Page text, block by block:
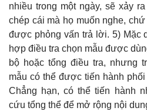
nhiều trong một ngày, sẽ xảy
chép cái mà họ muốn nghe,
được phỏng vấn trả lời. 5) Mặc
hợp điều tra chọn mẫu được
bộ hoặc tổng điều tra, nhưng
mẫu có thể được tiến hành
Chẳng hạn, có thể tiến hành
cứu tổng thể để mở rộng nội